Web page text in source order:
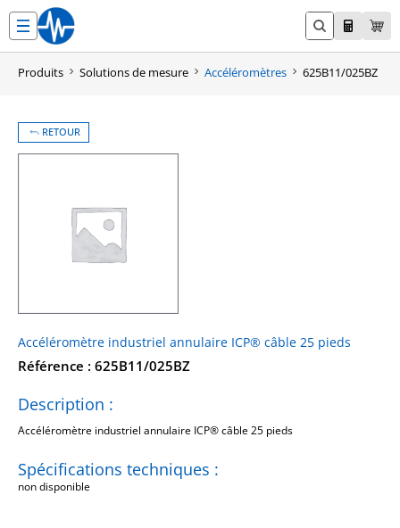
contenu
Produits Solutions de mesure Accéléromètres 625B11/025BZ
RETOUR
Accéléromètre industriel annulaire ICP® câble 25 pieds
Référence : 625B11/025BZ
Spécifications techniques :
non disponible
Description :
Accéléromètre industriel annulaire ICP® câble 25 pieds